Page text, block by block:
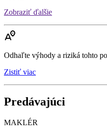
Zobraziť ďalšie
Odhaľte výhody a riziká tohto
Zistiť viac
Predávajúci
MAKLÉR